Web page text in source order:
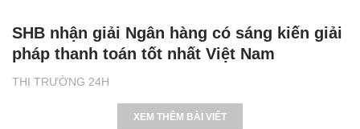
THỊ TRƯỜNG 24H
SHB nhận giải Ngân hàng có sáng kiến giải
pháp thanh toán tốt nhất Việt Nam
XEM THÊM BÀI VIẾT